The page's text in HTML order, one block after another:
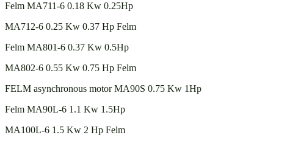
Felm MA711-6 0.18 Kw 0.25Hp
MA712-6 0.25 Kw 0.37 Hp Felm
Felm MA801-6 0.37 Kw 0.5Hp
MA802-6 0.55 Kw 0.75 Hp Felm
FELM asynchronous motor MA90S 0.75 Kw 1Hp
Felm MA90L-6 1.1 Kw 1.5Hp
MA100L-6 1.5 Kw 2 Hp Felm